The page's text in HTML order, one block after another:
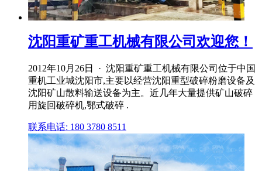
沈阳重矿重工机械有限公司欢迎您！
2012年10月26日 · 沈阳重矿重工机械有限公司位于中国
重机工业城沈阳市,主要以经营沈阳重型破碎粉磨设备及
沈阳矿山散料输送设备为主。近几年大量提供矿山破碎
用旋回破碎机,鄂式破碎 .
联系电话: 180 3780 8511